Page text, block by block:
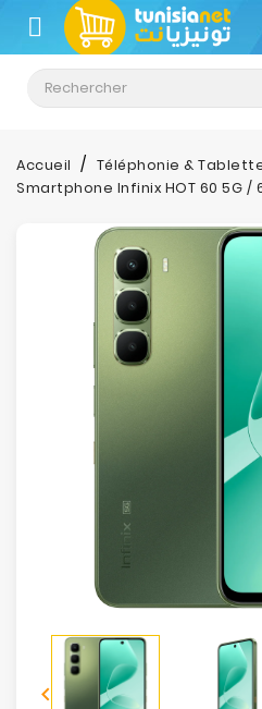
CATÉGORIE
Climatisation
Informatique
Tablette
Impression
Stockage
Electroménager
Bureautique
Sécurité
Accueil Téléphonie &
Smartphone Infinix HOT 60 5G /
